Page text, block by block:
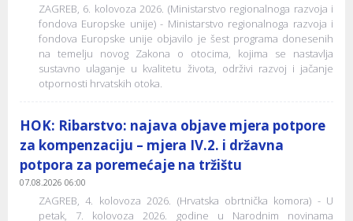
ZAGREB, 6. kolovoza 2026. (Ministarstvo regionalnoga razvoja i
fondova Europske unije) - Ministarstvo regionalnoga razvoja i
fondova Europske unije objavilo je šest programa donesenih
na temelju novog Zakona o otocima, kojima se nastavlja
sustavno ulaganje u kvalitetu života, održivi razvoj i jačanje
otpornosti hrvatskih otoka.
HOK: Ribarstvo: najava objave mjera potpore
za kompenzaciju – mjera IV.2. i državna
potpora za poremećaje na tržištu
07.08.2026 06:00
ZAGREB, 4. kolovoza 2026. (Hrvatska obrtnička komora) - U
petak, 7. kolovoza 2026. godine u Narodnim novinama